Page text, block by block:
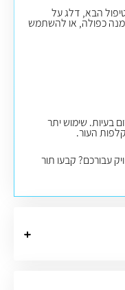
הבא, דלג על
מנה כפולה, או להשתמש
בעיות. שימוש יתר
העור.
עבורכם? קבעו תור